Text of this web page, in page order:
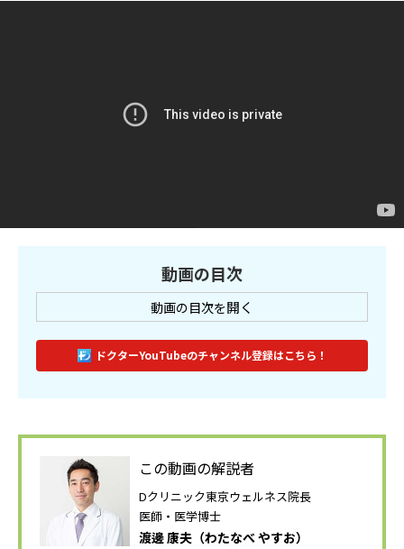
動画の目次
動画の目次を開く
ドクターYouTubeのチャンネル登録はこちら！
この動画の解説者
Dクリニック東京ウェルネス院長
医師・医学博士
渡邊 康夫（わたなべ やすお）